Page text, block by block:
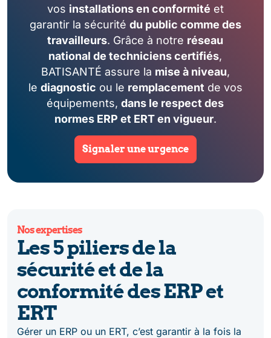
vos installations en conformité et
garantir la sécurité du public comme des
travailleurs. Grâce à notre réseau
national de techniciens certifiés,
BATISANTÉ assure la mise à niveau,
le diagnostic ou le remplacement de vos
équipements,dans le respect des
normes ERP et ERT en vigueur.
Signaler une urgence
Nos expertises
Les 5 piliers de la
sécurité et de la
conformité des ERP et
ERT
Gérer un ERP ou un ERT, c’est garantir à la fois la